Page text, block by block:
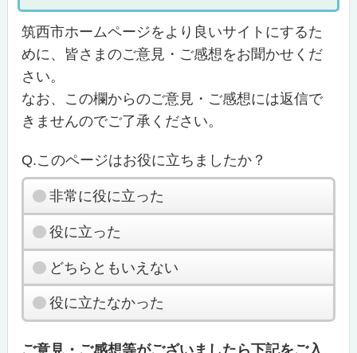
筑西市ホームページをより良いサイトにするた
めに、皆さまのご意見・ご感想をお聞かせくだ
さい。
なお、この欄からのご意見・ご感想には返信で
きませんのでご了承ください。
Q.このページはお役に立ちましたか？
非常に役に立った
役に立った
どちらともいえない
役に立たなかった